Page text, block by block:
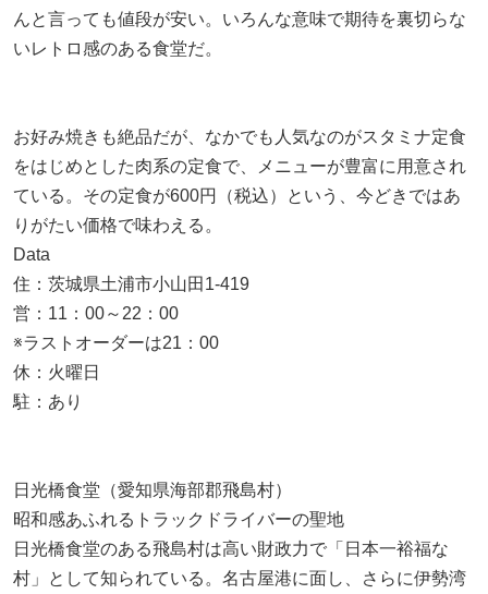
んと言っても値段が安い。いろんな意味で期待を裏切らな
いレトロ感のある食堂だ。
お好み焼きも絶品だが、なかでも人気なのがスタミナ定食
をはじめとした肉系の定食で、メニューが豊富に用意され
ている。その定食が600円（税込）という、今どきではあ
りがたい価格で味わえる。
Data
住：茨城県土浦市小山田1-419
営：11：00～22：00
※ラストオーダーは21：00
休：火曜日
駐：あり
日光橋食堂（愛知県海部郡飛島村）
昭和感あふれるトラックドライバーの聖地
日光橋食堂のある飛島村は高い財政力で「日本一裕福な
村」として知られている。名古屋港に面し、さらに伊勢湾